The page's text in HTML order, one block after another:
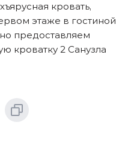
кровать,
этаже в гостиной
предоставляем
кроватку 2 Санузла